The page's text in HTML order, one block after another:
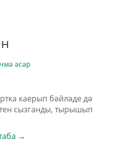
әсәр
каерып бәйләде дә
сызганды, тырышып
→